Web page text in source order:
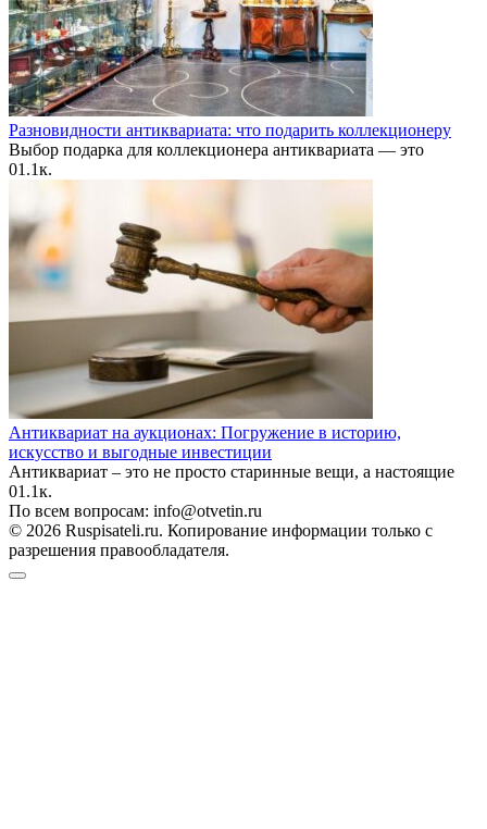
Разновидности антиквариата: что подарить коллекционеру
Выбор подарка для коллекционера антиквариата — это
01.1к.
Антиквариат на аукционах: Погружение в историю,
искусство и выгодные инвестиции
Антиквариат – это не просто старинные вещи, а настоящие
01.1к.
По всем вопросам: info@otvetin.ru
© 2026 Ruspisateli.ru. Копирование информации только с
разрешения правообладателя.